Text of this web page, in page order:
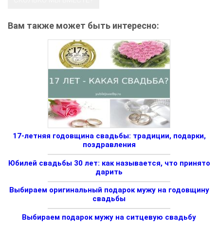
Вам также может быть интересно:
17-летняя годовщина свадьбы: традиции, подарки,
поздравления
Юбилей свадьбы 30 лет: как называется, что принято
дарить
Выбираем оригинальный подарок мужу на годовщину
свадьбы
Выбираем подарок мужу на ситцевую свадьбу